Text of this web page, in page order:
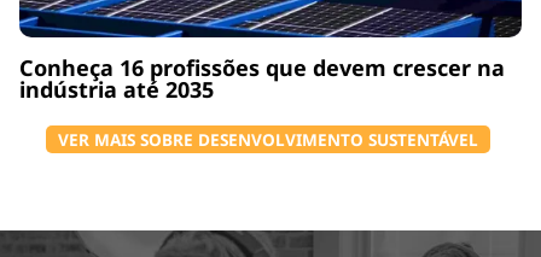
Conheça 16 profissões que devem crescer na
indústria até 2035
VER MAIS SOBRE DESENVOLVIMENTO SUSTENTÁVEL